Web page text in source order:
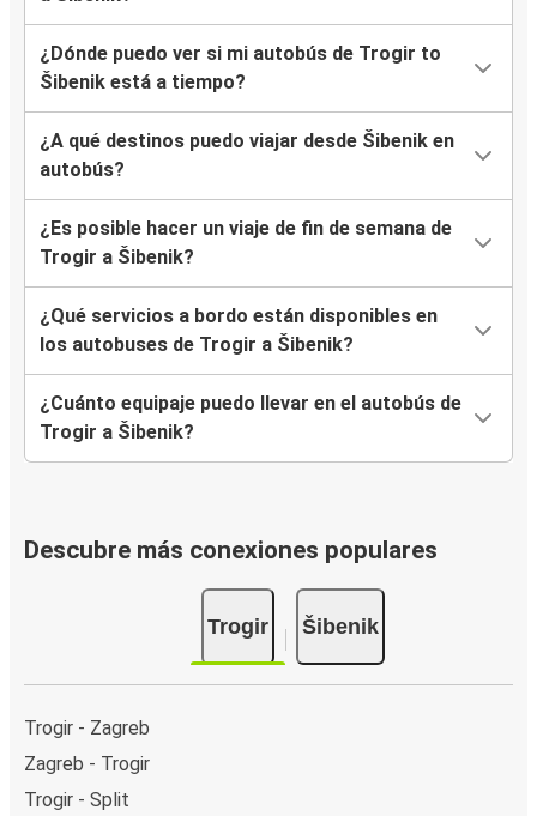
¿Dónde puedo ver si mi autobús de Trogir to
Šibenik está a tiempo?
¿A qué destinos puedo viajar desde Šibenik en
autobús?
¿Es posible hacer un viaje de fin de semana de
Trogir a Šibenik?
¿Qué servicios a bordo están disponibles en
los autobuses de Trogir a Šibenik?
¿Cuánto equipaje puedo llevar en el autobús de
Trogir a Šibenik?
Descubre más conexiones populares
Trogir Šibenik
Trogir - Zagreb
Zagreb - Trogir
Trogir - Split